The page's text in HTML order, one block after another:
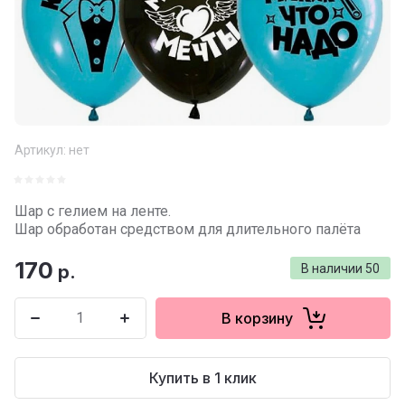
Артикул: нет
Шар с гелием на ленте.
Шар обработан средством для длительного палёта
В наличии 50
170 р.
В корзину
Купить в 1 клик